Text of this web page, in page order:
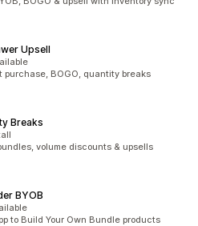
Upsell
BOGO, quantity breaks
Breaks
volume discounts & upsells
BYOB
to Build Your Own Bundle products